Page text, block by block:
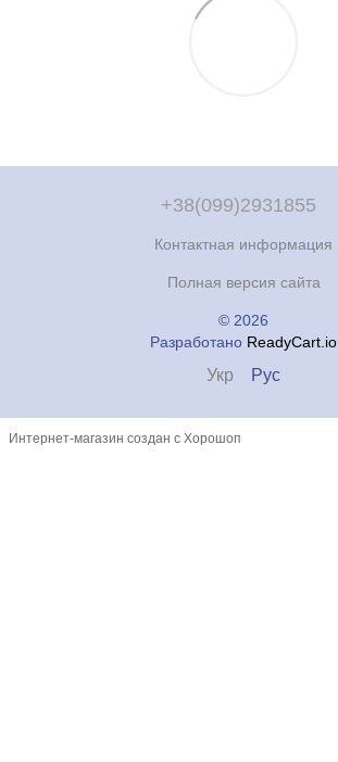
+38(099)2931855
Контактная информация
Полная версия сайта
© 2026
Разработано ReadyCart.io
Укр Рус
Интернет-магазин создан с Хорошоп